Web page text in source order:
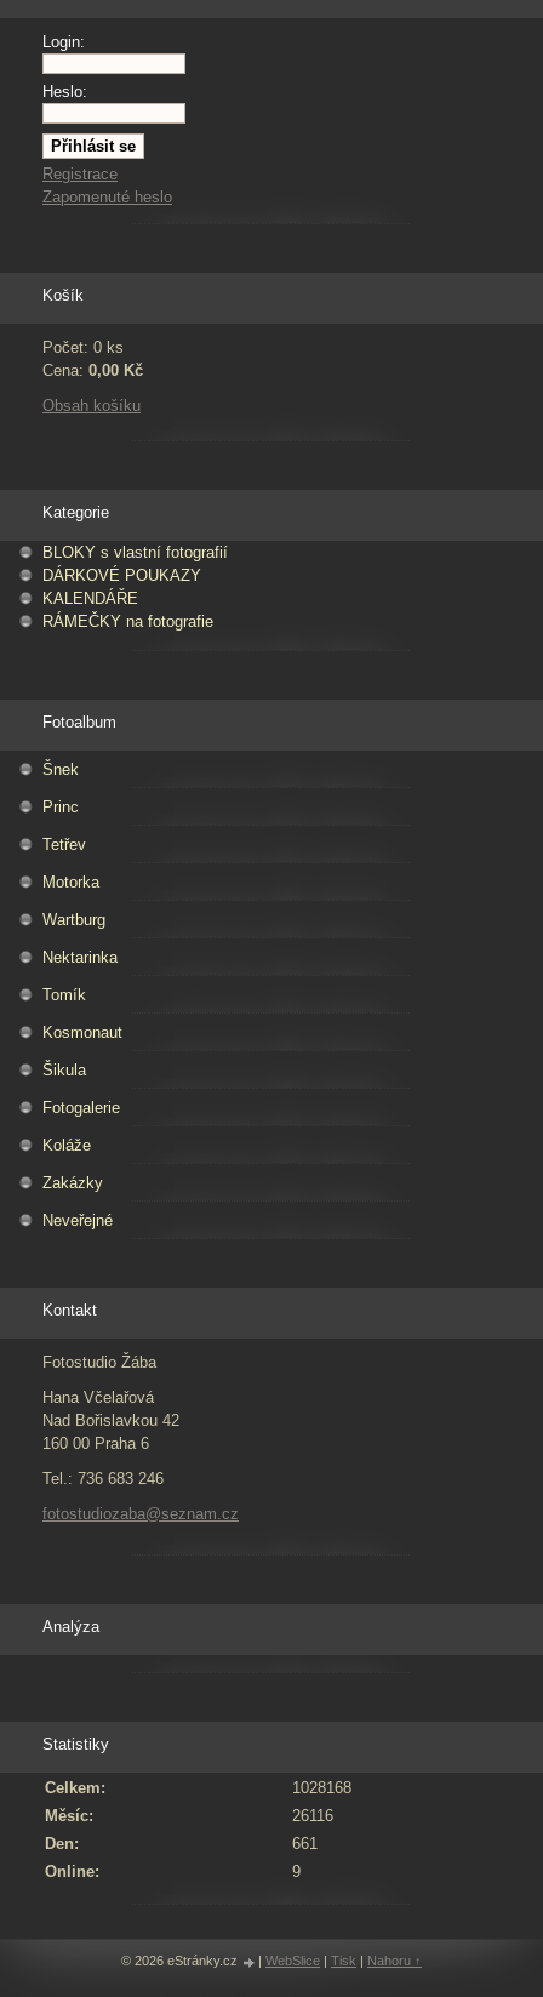
Login:
Heslo:
Registrace
Zapomenuté heslo
Košík
Počet: 0 ks
Cena: 0,00 Kč
Obsah košíku
Kategorie
BLOKY s vlastní fotografií
DÁRKOVÉ POUKAZY
KALENDÁŘE
RÁMEČKY na fotografie
Fotoalbum
Šnek
Princ
Tetřev
Motorka
Wartburg
Nektarinka
Tomík
Kosmonaut
Šikula
Fotogalerie
Koláže
Zakázky
Neveřejné
Kontakt
Fotostudio Žába
Hana Včelařová
Nad Bořislavkou 42
160 00 Praha 6
Tel.: 736 683 246
fotostudiozaba@seznam.cz
Analýza
Statistiky
Online: 9
Celkem:
1028168
Měsíc:
26116
Den:
661
© 2026 eStránky.cz | WebSlice | Tisk | Nahoru ↑